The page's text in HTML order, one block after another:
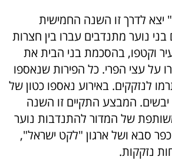
יצא לדרך זו השנה החמישית
נוער מתנדבים עברו בין חצרות
וקטפו, בהסכמת בני הבית את
על עצי הפרי. כל הפירות שנאספו
לנזקקים. באירוע נאספו כטון של
יבשים. המבצע התקיים זו השנה
של המדור להתנדבות נוער
כפר סבא ושל ארגון "לקט ישראל",
נזקקות.